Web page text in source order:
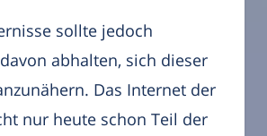
sollte jedoch
abhalten, sich dieser
Das Internet der
nur heute schon Teil der